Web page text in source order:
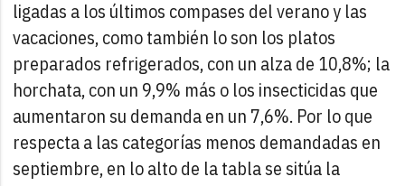
ligadas a los últimos compases del verano y las
vacaciones, como también lo son los platos
preparados refrigerados, con un alza de 10,8%; la
horchata, con un 9,9% más o los insecticidas que
aumentaron su demanda en un 7,6%. Por lo que
respecta a las categorías menos demandadas en
septiembre, en lo alto de la tabla se sitúa la